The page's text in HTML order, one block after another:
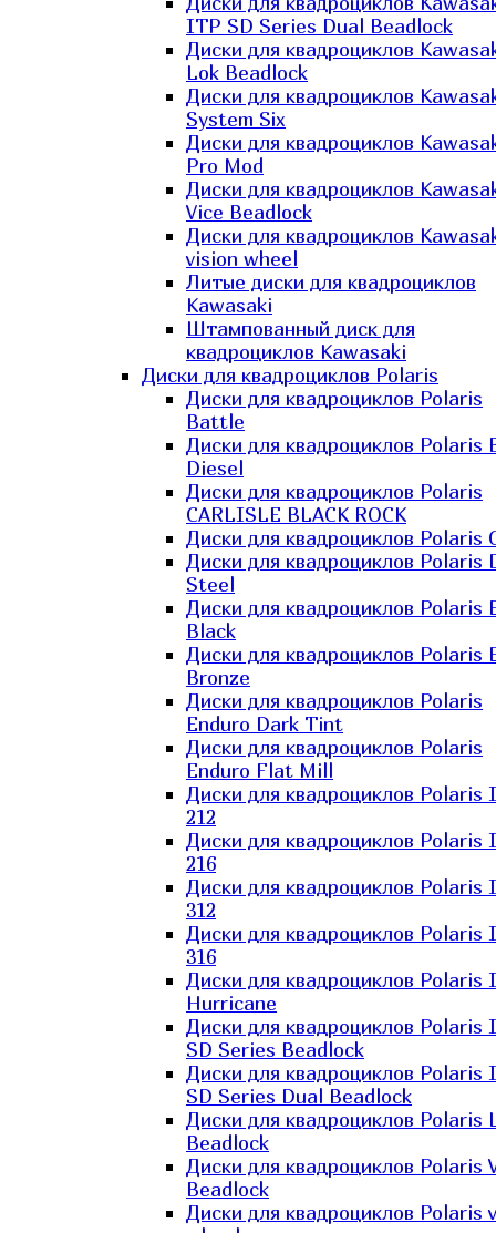
ITP SD Series Dual Beadlock
Диски для квадроциклов
Lok Beadlock
Диски для квадроциклов
System Six
Диски для квадроциклов
Pro Mod
Диски для квадроциклов
Vice Beadlock
Диски для квадроциклов
vision wheel
Литые диски для квадроциклов
Kawasaki​
Штампованный диск для
квадроциклов Kawasaki​
Диски для квадроциклов Polaris
Диски для квадроциклов Polaris
Battle
Диски для квадроциклов Polaris
Diesel
Диски для квадроциклов Polaris
CARLISLE BLACK ROCK
Диски для квадроциклов Polaris
Диски для квадроциклов Polaris
Steel
Диски для квадроциклов Polaris
Black
Диски для квадроциклов Polaris
Bronze
Диски для квадроциклов Polaris
Enduro Dark Tint
Диски для квадроциклов Polaris
Enduro Flat Mill
Диски для квадроциклов Polaris
212
Диски для квадроциклов Polaris
216
Диски для квадроциклов Polaris
312
Диски для квадроциклов Polaris
316
Диски для квадроциклов Polaris
Hurricane
Диски для квадроциклов Polaris
SD Series Beadlock
Диски для квадроциклов Polaris
SD Series Dual Beadlock
Диски для квадроциклов Polaris
Beadlock
Диски для квадроциклов Polaris
Beadlock
Диски для квадроциклов Polaris